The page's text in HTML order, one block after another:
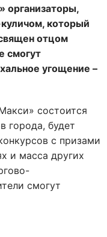
организаторы,
который
отцом
смогут
угощение –
состоится
города, будет
с призами
и масса других
смогут